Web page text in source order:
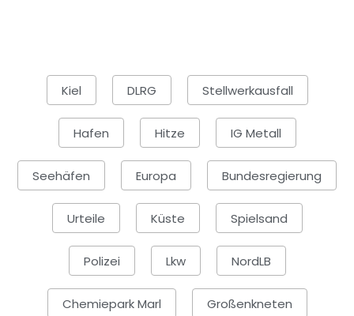
Kiel DLRG Stellwerkausfall
Hafen Hitze IG Metall
Seehäfen Europa Bundesregierung
Urteile Küste Spielsand
Polizei Lkw NordLB
Chemiepark Marl Großenkneten